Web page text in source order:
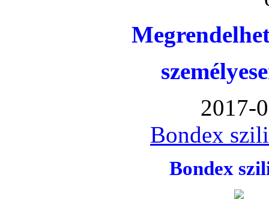
2017-
Bondex
Bondex